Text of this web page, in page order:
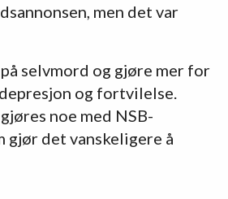
men det var
selvmord og gjøre mer for
og fortvilelse.
noe med NSB-
gjør det vanskeligere å